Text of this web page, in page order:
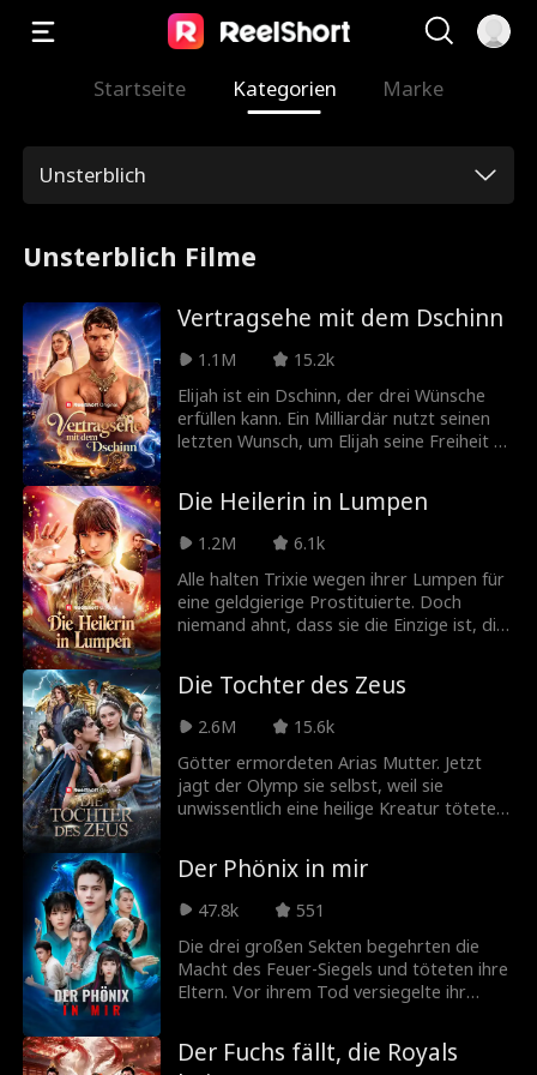
Startseite Kategorien Marke
Unsterblich
Unsterblich Filme
Vertragsehe mit dem Dschinn
1.1M
15.2k
Elijah ist ein Dschinn, der drei Wünsche
erfüllen kann. Ein Milliardär nutzt seinen
letzten Wunsch, um Elijah seine Freiheit zu
muss seine Enkelin Christine fünf Jahre
lang heiraten. Also heiratet Elijah Christine
und unterstützt sie heimlich bei ihrer
Karriere. Doch Christine behandelt ihn wie
Dreck und hängt noch an ihrem Ex. Jetzt
muss Elijah entscheiden: Soll er weiter bei
Christine bleiben, oder ist es an der Zeit,
Die Heilerin in Lumpen
1.2M
6.1k
Alle halten Trixie wegen ihrer Lumpen für
eine geldgierige Prostituierte. Doch
niemand ahnt, dass sie die Einzige ist, die
heilen kann - den Kriegshelden Lysander
Armstrong! (Und natürlich auch sein Herz
für sich gewinnt.)
Die Tochter des Zeus
2.6M
15.6k
Götter ermordeten Arias Mutter. Jetzt
jagt der Olymp sie selbst, weil sie
unwissentlich eine heilige Kreatur tötete,
unsterblicher Champion und Mörder ihrer
Mutter, bringt sie vor die Götter. Doch
was als Vergeltung beginnt, wird zur
Enthüllung: Aria erfährt ihre wahre
Identität und die tragische Wahrheit über
Kairos. Gemeinsam kämpfen sie gegen
ihre Dämonen und ein Schicksal, das sie
Der Phönix in mir
47.8k
551
Die drei großen Sekten begehrten die
Macht des Feuer-Siegels und töteten ihre
Eltern. Vor ihrem Tod versiegelte ihr
Schwer verletzt wurde sie von ihrem
Bruder zurück in ihre Sekte gebracht.
Der Fuchs fällt, die Royals